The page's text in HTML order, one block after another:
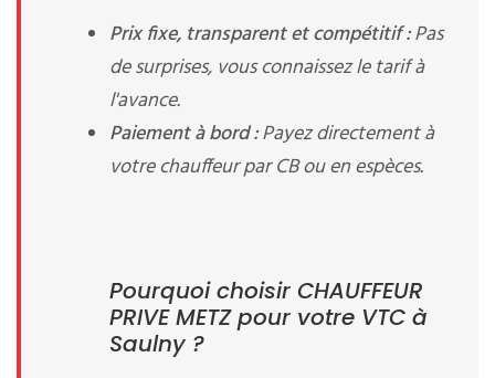
Prix fixe, transparent et compétitif :Pas
de surprises, vous connaissez le tarif à
l'avance.
Paiement à bord :Payez directement à
votre chauffeur par CB ou en espèces.
Pourquoi choisir CHAUFFEUR
PRIVE METZ pour votre VTC à
Saulny ?